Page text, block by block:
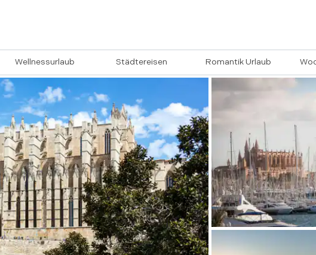
Wellnessurlaub Städtereisen Romantik Urlaub